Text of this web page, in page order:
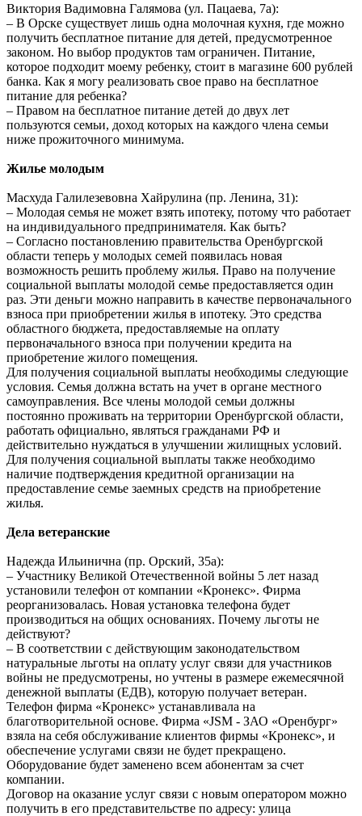
Виктория Вадимовна Галямова (ул. Пацаева, 7а):
– В Орске существует лишь одна молочная кухня, где можно
получить бесплатное питание для детей, предусмотренное
законом. Но выбор продуктов там ограничен. Питание,
которое подходит моему ребенку, стоит в магазине 600 рублей
банка. Как я могу реализовать свое право на бесплатное
питание для ребенка?
– Правом на бесплатное питание детей до двух лет
пользуются семьи, доход которых на каждого члена семьи
ниже прожиточного минимума.
Жилье молодым
Масхуда Галилезевовна Хайрулина (пр. Ленина, 31):
– Молодая семья не может взять ипотеку, потому что работает
на индивидуального предпринимателя. Как быть?
– Согласно постановлению правительства Оренбургской
области теперь у молодых семей появилась новая
возможность решить проблему жилья. Право на получение
социальной выплаты молодой семье предоставляется один
раз. Эти деньги можно направить в качестве первоначального
взноса при приобретении жилья в ипотеку. Это средства
областного бюджета, предоставляемые на оплату
первоначального взноса при получении кредита на
приобретение жилого помещения.
Для получения социальной выплаты необходимы следующие
условия. Семья должна встать на учет в органе местного
самоуправления. Все члены молодой семьи должны
постоянно проживать на территории Оренбургской области,
работать официально, являться гражданами РФ и
действительно нуждаться в улучшении жилищных условий.
Для получения социальной выплаты также необходимо
наличие подтверждения кредитной организации на
предоставление семье заемных средств на приобретение
жилья.
Дела ветеранские
Надежда Ильинична (пр. Орский, 35а):
– Участнику Великой Отечественной войны 5 лет назад
установили телефон от компании «Кронекс». Фирма
реорганизовалась. Новая установка телефона будет
производиться на общих основаниях. Почему льготы не
действуют?
– В соответствии с действующим законодательством
натуральные льготы на оплату услуг связи для участников
войны не предусмотрены, но учтены в размере ежемесячной
денежной выплаты (ЕДВ), которую получает ветеран.
Телефон фирма «Кронекс» устанавливала на
благотворительной основе. Фирма «JSM - ЗАО «Оренбург»
взяла на себя обслуживание клиентов фирмы «Кронекс», и
обеспечение услугами связи не будет прекращено.
Оборудование будет заменено всем абонентам за счет
компании.
Договор на оказание услуг связи с новым оператором можно
получить в его представительстве по адресу: улица